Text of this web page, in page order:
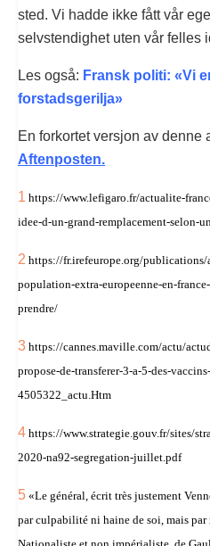
sted. Vi hadde ikke fått vår
selvstendighet uten vår felles
Les også: Fransk politi: «Vi
forstadsgerilja»
En forkortet versjon av denne
Aftenposten.
1 https://www.lefigaro.fr/actualite-
idee-d-un-grand-remplacement-selon-
2 https://fr.irefeurope.org/
population-extra-europeenne-en-
prendre/
3 https://cannes.maville.com/actu/
propose-de-transferer-3-a-5-des-
4505322_actu.Htm
4 https://www.strategie.gouv.fr/sites/
2020-na92-segregation-juillet.pdf
5 «Le général, écrit très justement
par culpabilité ni haine de soi, mais